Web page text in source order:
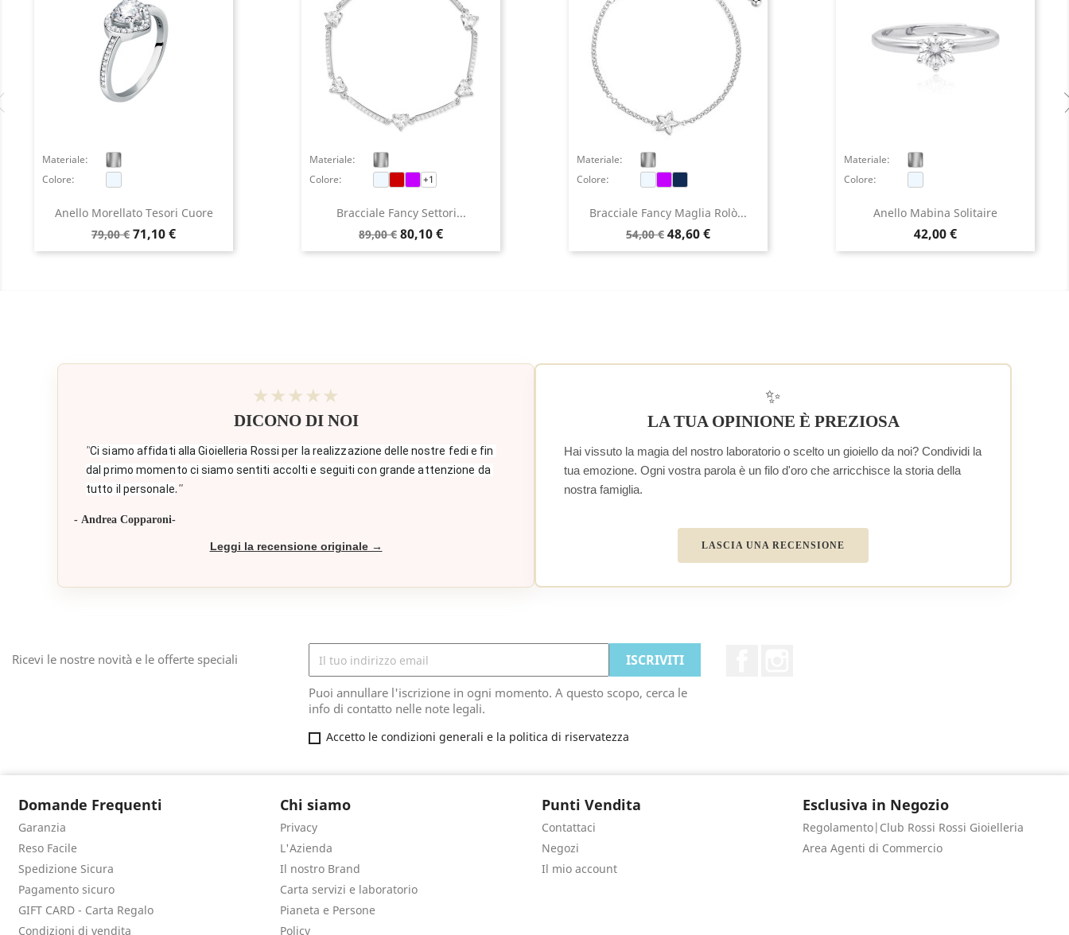
Anello Morellato Tesori Cuore
Prezzo
base
79,00 € Prezzo
71,10 €
Materiale:
Colore:
Bracciale Fancy Settori...
Prezzo
base
89,00 € Prezzo
80,10 €
Materiale:
Colore:
+1
Bracciale Fancy Maglia Rolò...
Prezzo
base
54,00 € Prezzo
48,60 €
Materiale:
Colore:
Anello Mabina Solitaire
Prezzo
42,00 €
Materiale:
Colore:
★★★★★
DICONO DI NOI
"Ci siamo affidati alla Gioielleria Rossi per la realizzazione delle nostre fedi e fin
dal primo momento ci siamo sentiti accolti e seguiti con grande attenzione da
tutto il personale."
- Andrea Copparoni-
Leggi la recensione originale →
✨
LA TUA OPINIONE È PREZIOSA
Hai vissuto la magia del nostro laboratorio o scelto un gioiello da noi? Condividi la
tua emozione. Ogni vostra parola è un filo d'oro che arricchisce la storia della
nostra famiglia.
LASCIA UNA RECENSIONE
Ricevi le nostre novità e le offerte speciali
Puoi annullare l'iscrizione in ogni momento. A questo scopo, cerca le
info di contatto nelle note legali.
Accetto le condizioni generali e la politica di riservatezza
Domande Frequenti
Garanzia
Reso Facile
Spedizione Sicura
Pagamento sicuro
GIFT CARD - Carta Regalo
Condizioni di vendita
Chi siamo
Privacy
L'Azienda
Il nostro Brand
Carta servizi e laboratorio
Pianeta e Persone
Policy
Punti Vendita
Contattaci
Negozi
Il mio account
Esclusiva in Negozio
Regolamento|Club Rossi Rossi Gioielleria
Area Agenti di Commercio